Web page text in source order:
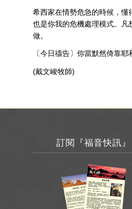
希西家在情勢危急的時候，懂
也是你我的危機處理模式。
做。
〔今日禱告〕你當默然倚靠
(戴文峻牧師)
訂閱『福音快訊』